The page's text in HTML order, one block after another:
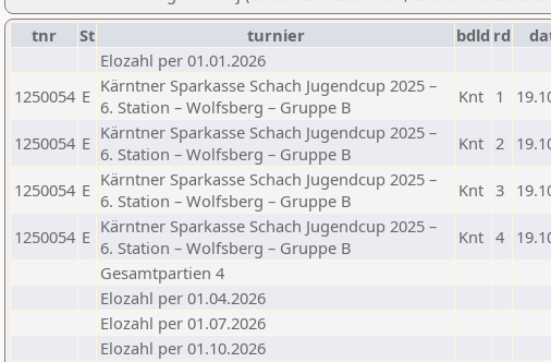
tnr
St turnier bdld rd
Elozahl per 01.01.2026
1250054 E Kärntner Sparkasse Schach Jugendcup 2025 –
6. Station – Wolfsberg – Gruppe B
Knt 1
1250054 E Kärntner Sparkasse Schach Jugendcup 2025 –
6. Station – Wolfsberg – Gruppe B
Knt 2
1250054 E Kärntner Sparkasse Schach Jugendcup 2025 –
6. Station – Wolfsberg – Gruppe B
Knt 3
1250054 E Kärntner Sparkasse Schach Jugendcup 2025 –
6. Station – Wolfsberg – Gruppe B
Knt 4
Gesamtpartien 4
Elozahl per 01.04.2026
Elozahl per 01.07.2026
Elozahl per 01.10.2026